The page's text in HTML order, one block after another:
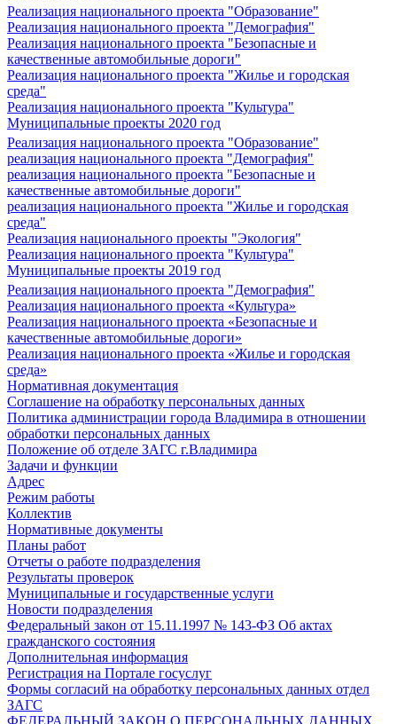
Реализация национального проекта "Образование"
Реализация национального проекта "Демография"
Реализация национального проекта "Безопасные и
качественные автомобильные дороги"
Реализация национального проекта "Жилье и городская
среда"
Реализация национального проекта "Культура"
Муниципальные проекты 2020 год
Реализация национального проекта "Образование"
реализация национального проекта "Демография"
реализация национального проекта "Безопасные и
качественные автомобильные дороги"
реализация национального проекта "Жилье и городская
среда"
Реализация национального проекты "Экология"
Реализация национального проекта "Культура"
Муниципальные проекты 2019 год
Реализация национального проекта "Демография"
Реализация национального проекта «Культура»
Реализация национального проекта «Безопасные и
качественные автомобильные дороги»
Реализация национального проекта «Жилье и городская
среда»
Нормативная документация
Соглашение на обработку персональных данных
Политика администрации города Владимира в отношении
обработки персональных данных
Положение об отделе ЗАГС г.Владимира
Задачи и функции
Адрес
Режим работы
Коллектив
Нормативные документы
Планы работ
Отчеты о работе подразделения
Результаты проверок
Муниципальные и государственные услуги
Новости подразделения
Федеральный закон от 15.11.1997 № 143-ФЗ Об актах
гражданского состояния
Дополнительная информация
Регистрация на Портале госуслуг
Формы согласий на обработку персональных данных отдел
ЗАГС
ФЕДЕРАЛЬНЫЙ ЗАКОН О ПЕРСОНАЛЬНЫХ ДАННЫХ